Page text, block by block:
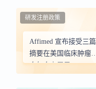
生存期显著升高相关
Affimed 宣布接受三篇
摘要在美国临床肿瘤学
会年会上展示
研发注册政策